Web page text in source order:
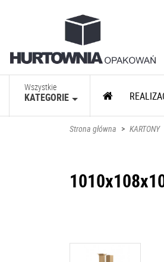
Wszystkie
KATEGORIE
Strona główna > KARTONY